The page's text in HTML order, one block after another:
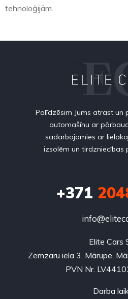
tehnoloģijām.
Palīdzēsim Jums atrast un
automašīnu ar
sadarbojamies ar
izsolēm un tirdzniecības
+371
Elite Cars
Zemzaru iela 3, Mārupe,
PVN Nr.
Darba